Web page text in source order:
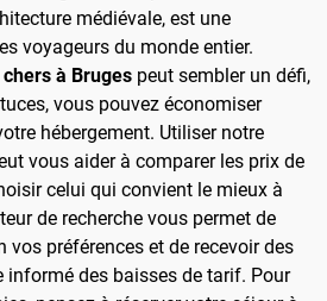
médiévale, est une
voyageurs du monde entier.
à Bruges peut sembler un défi,
vous pouvez économiser
hébergement. Utiliser notre
vous aider à comparer les prix de
celui qui convient le mieux à
de recherche vous permet de
vos préférences et de recevoir des
informé des baisses de tarif. Pour